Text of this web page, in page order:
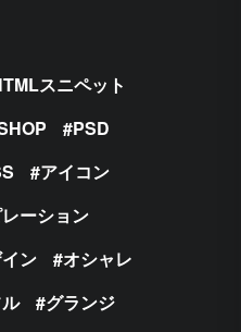
スニペット
PSD
アイコン
ーション
ン
オシャレ
グランジ